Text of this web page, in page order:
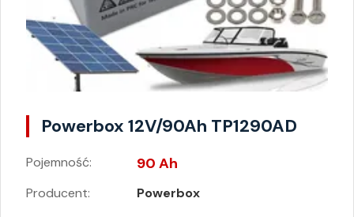
Powerbox 12V/90Ah TP1290AD
Pojemność: 90 Ah
Producent: Powerbox